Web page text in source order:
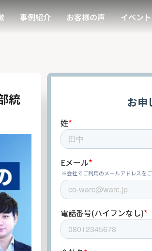
事例紹介 お客様の声 イベント
統